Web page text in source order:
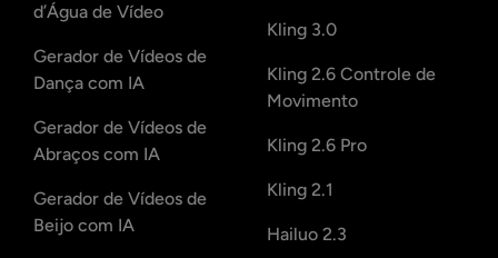
d’Água de Vídeo
Gerador de Vídeos de
Dança com IA
Gerador de Vídeos de
Abraços com IA
Gerador de Vídeos de
Beijo com IA
Kling 3.0
Kling 2.6 Controle de
Movimento
Kling 2.6 Pro
Kling 2.1
Hailuo 2.3